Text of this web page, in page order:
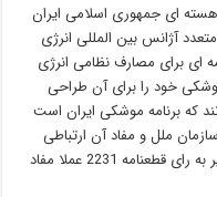
هسته ای جمهوری اسلامی ایران
آژانس بین المللی انرژی
ای برای مصارف نظامی انرژی
خود را برای آن طراحی
که برنامه موشکی ایران است
شورای امنیت سازمان ملل و مفاد آن ارتباطی
ندارد. وی افزود، این بریتانیا است که با تفسیر به رای قطعنامه 2231 عملا مفاد